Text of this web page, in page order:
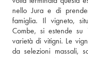
nello Jura e di
famiglia. Il vigneto,
Combe, si estende
varietà di vitigni. Le
da selezioni massali,